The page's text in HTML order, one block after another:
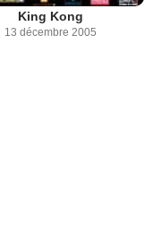
King Kong
13 décembre 2005